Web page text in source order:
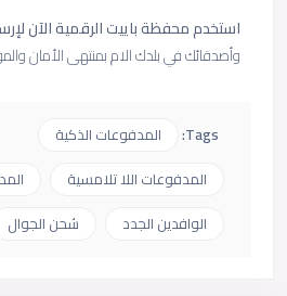
استخدم محفظة باييت الرقمية الآن
وأصدقائك في بلدك الام بمنتهى الأمان
Tags:
المدفوعات الذكية
المدفوعات اللا تلامسية
الوافدين الجدد
شحن الجوال